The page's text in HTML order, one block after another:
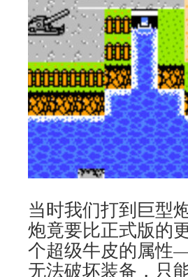
当时我们打到巨型
炮竟要比正式版的
个超级牛皮的属性
无法破坏装备，只